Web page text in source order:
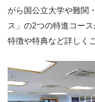
がら国公立大学や難関
ス」の2つの特進コー
特徴や特典など詳しく